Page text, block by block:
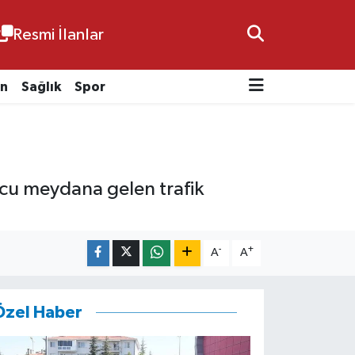
Resmi İlanlar
Sağlık Spor
meydana gelen trafik
A- A+
Haber